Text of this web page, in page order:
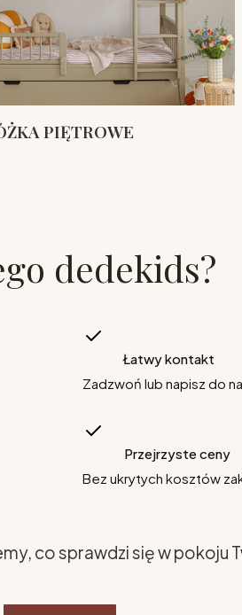
PIĘTROWE
dedekids?
Łatwy kontakt
Zadzwoń lub napisz do
Przejrzyste ceny
Bez ukrytych kosztów
co sprawdzi się w pokoju